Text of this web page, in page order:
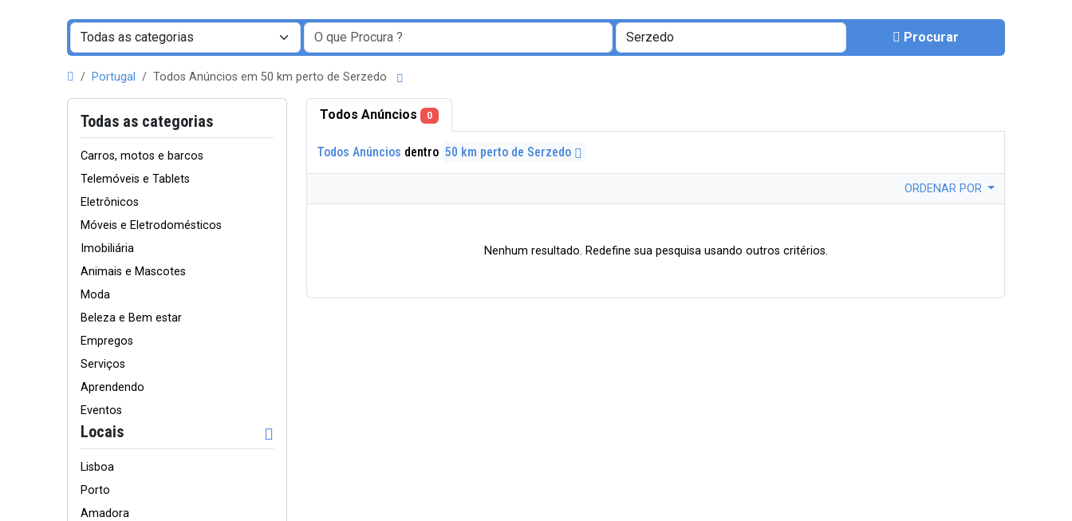
Procurar
Portugal Todos Anúncios em 50 km perto de Serzedo
Todas as categorias
Carros, motos e barcos
Telemóveis e Tablets
Eletrônicos
Móveis e Eletrodomésticos
Imobiliária
Animais e Mascotes
Moda
Beleza e Bem estar
Empregos
Serviços
Aprendendo
Eventos
Locais
Lisboa
Porto
Amadora
Todos Anúncios 0
Todos Anúncios dentro 50 km perto de Serzedo
ORDENAR POR
Nenhum resultado. Redefine sua pesquisa usando outros critérios.